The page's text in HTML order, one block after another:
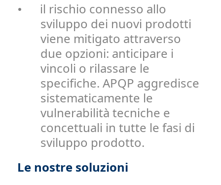
•
il rischio connesso allo
sviluppo dei nuovi prodotti
viene mitigato attraverso
due opzioni: anticipare i
vincoli o rilassare le
specifiche. APQP aggredisce
sistematicamente le
vulnerabilità tecniche e
concettuali in tutte le fasi di
sviluppo prodotto.
Le nostre soluzioni